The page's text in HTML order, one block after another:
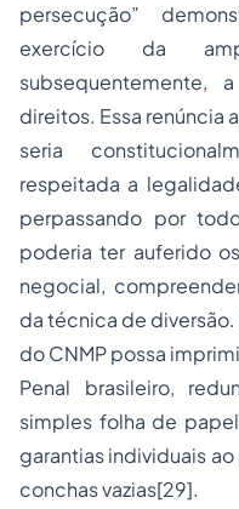
persecução”
exercício da
subsequentemente,
direitos. Essa renúncia
seria
respeitada a
perpassando por
poderia ter auferido
negocial,
da técnica de diversão.
do CNMP possa
Penal brasileiro,
simples folha de
garantias individuais
conchas vazias[29].